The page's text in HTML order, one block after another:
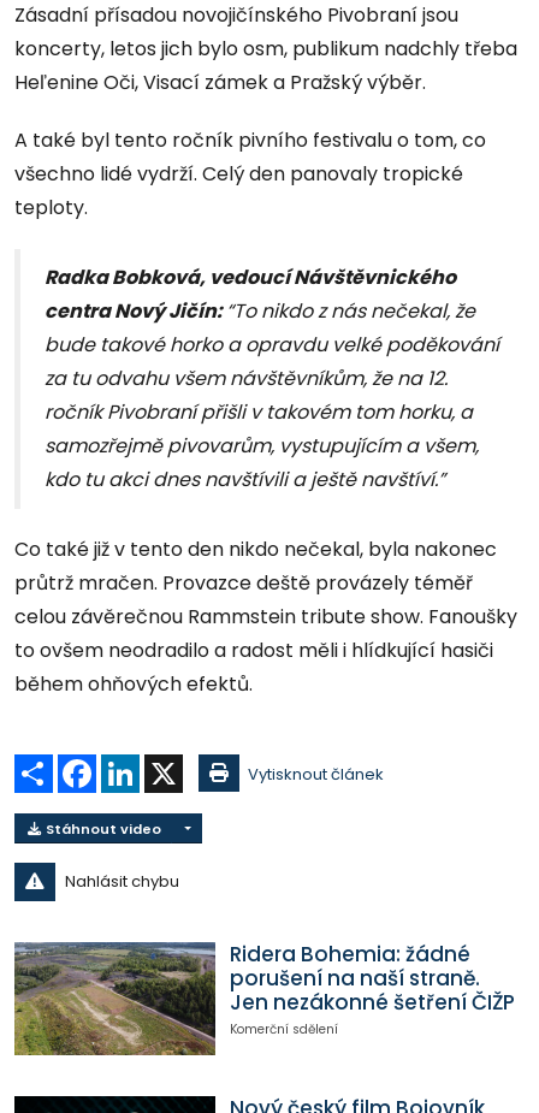
Zásadní přísadou novojičínského Pivobraní jsou
koncerty, letos jich bylo osm, publikum nadchly třeba
Heľenine Oči, Visací zámek a Pražský výběr.
A také byl tento ročník pivního festivalu o tom, co
všechno lidé vydrží. Celý den panovaly tropické
teploty.
Radka Bobková, vedoucí Návštěvnického
centra Nový Jičín:“To nikdo z nás nečekal, že
bude takové horko a opravdu velké poděkování
za tu odvahu všem návštěvníkům, že na 12.
ročník Pivobraní přišli v takovém tom horku, a
samozřejmě pivovarům, vystupujícím a všem,
kdo tu akci dnes navštívili a ještě navštíví.”
Co také již v tento den nikdo nečekal, byla nakonec
průtrž mračen. Provazce deště provázely téměř
celou závěrečnou Rammstein tribute show. Fanoušky
to ovšem neodradilo a radost měli i hlídkující hasiči
během ohňových efektů.
Sdílet Facebook
LinkedIn Vytisknout článek
Stáhnout video
Nahlásit chybu
Ridera Bohemia: žádné
porušení na naší straně.
Jen nezákonné šetření ČIŽP
Komerční sdělení